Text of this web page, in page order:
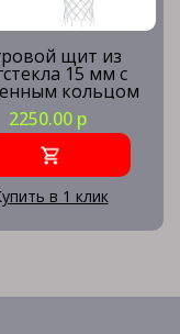
щит из
15 мм с
кольцом
2250.00 р
в 1 клик